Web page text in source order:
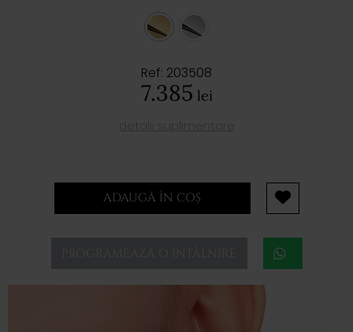
Ref: 203508
7.385 lei
ADAUGĂ ÎN COȘ